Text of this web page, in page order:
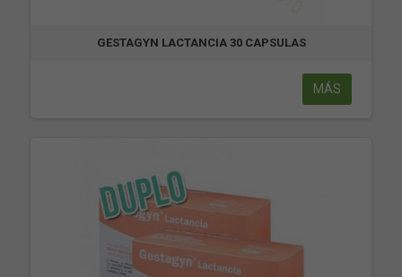
GESTAGYN LACTANCIA 30 CAPSULAS
MÁS